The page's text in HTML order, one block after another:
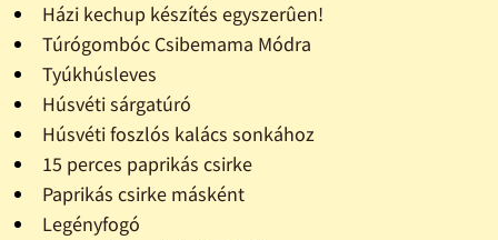
Házi kechup készítés egyszerûen!
Túrógombóc Csibemama Módra
Tyúkhúsleves
Húsvéti sárgatúró
Húsvéti foszlós kalács sonkához
15 perces paprikás csirke
Paprikás csirke másként
Legényfogó